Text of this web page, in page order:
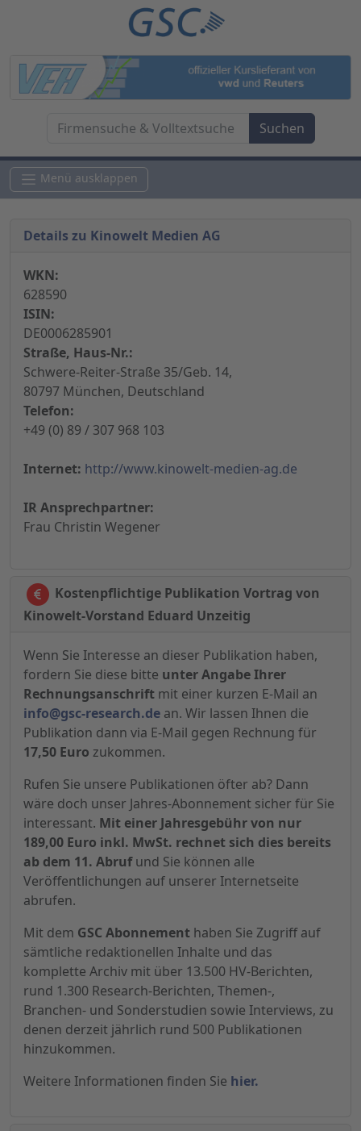
Menü ausklappen
Details zu Kinowelt Medien AG
WKN:
628590
ISIN:
DE0006285901
Straße, Haus-Nr.:
Schwere-Reiter-Straße 35/Geb. 14,
80797 München, Deutschland
Telefon:
+49 (0) 89 / 307 968 103
Internet: http://www.kinowelt-medien-ag.de
IR Ansprechpartner:
Frau Christin Wegener
Kostenpflichtige Publikation Vortrag von
Kinowelt-Vorstand Eduard Unzeitig
Wenn Sie Interesse an dieser Publikation haben,
fordern Sie diese bitte unter Angabe Ihrer
Rechnungsanschrift mit einer kurzen E-Mail an
info@gsc-research.de an. Wir lassen Ihnen die
Publikation dann via E-Mail gegen Rechnung für
17,50 Euro zukommen.
Rufen Sie unsere Publikationen öfter ab? Dann
wäre doch unser Jahres-Abonnement sicher für Sie
interessant. Mit einer Jahresgebühr von nur
189,00 Euro inkl. MwSt. rechnet sich dies bereits
ab dem 11. Abrufund Sie können alle
Veröffentlichungen auf unserer Internetseite
abrufen.
Mit dem GSC Abonnement haben Sie Zugriff auf
sämtliche redaktionellen Inhalte und das
komplette Archiv mit über 13.500 HV-Berichten,
rund 1.300 Research-Berichten, Themen-,
Branchen- und Sonderstudien sowie Interviews, zu
denen derzeit jährlich rund 500 Publikationen
hinzukommen.
Weitere Informationen finden Sie hier.